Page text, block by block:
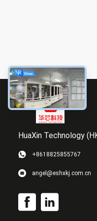
HuaXin Technology
+8618825855767
angel@eshxkj.com.cn